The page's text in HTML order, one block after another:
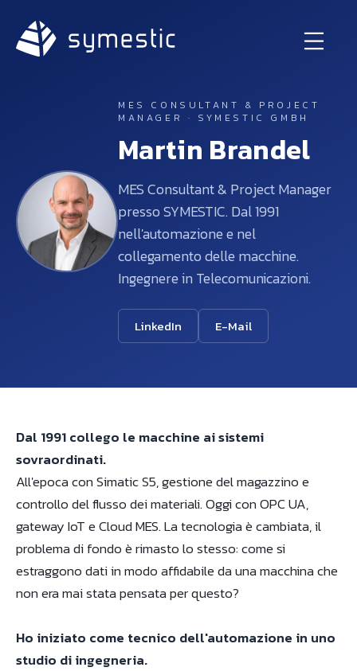
MES CONSULTANT & PROJECT
MANAGER · SYMESTIC GMBH
Martin Brandel
MES Consultant & Project Manager
presso SYMESTIC. Dal 1991
nell'automazione e nel
collegamento delle macchine.
Ingegnere in Telecomunicazioni.
LinkedIn E-Mail
Dal 1991 collego le macchine ai sistemi
sovraordinati.
All'epoca con Simatic S5, gestione del magazzino e
controllo del flusso dei materiali. Oggi con OPC UA,
gateway IoT e Cloud MES. La tecnologia è cambiata, il
problema di fondo è rimasto lo stesso: come si
estraggono dati in modo affidabile da una macchina che
non era mai stata pensata per questo?
Ho iniziato come tecnico dell'automazione in uno
studio di ingegneria.